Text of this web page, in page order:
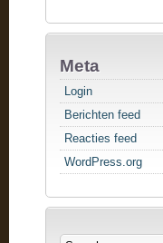
Meta
Login
Berichten feed
Reacties feed
WordPress.org